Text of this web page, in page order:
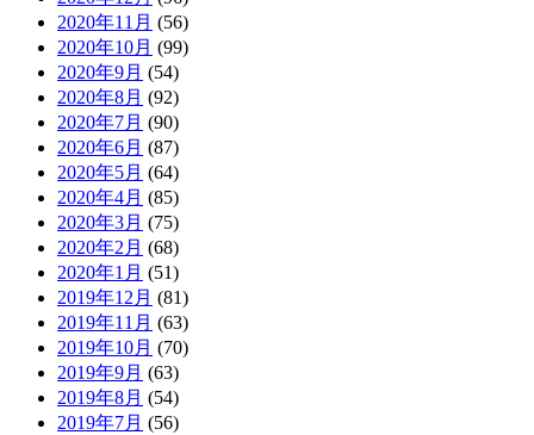
2020年11月 (56)
2020年10月 (99)
2020年9月 (54)
2020年8月 (92)
2020年7月 (90)
2020年6月 (87)
2020年5月 (64)
2020年4月 (85)
2020年3月 (75)
2020年2月 (68)
2020年1月 (51)
2019年12月 (81)
2019年11月 (63)
2019年10月 (70)
2019年9月 (63)
2019年8月 (54)
2019年7月 (56)